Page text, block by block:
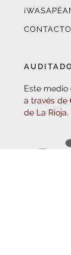
CONTACTO
Este medio
a través de
de La Rioja.